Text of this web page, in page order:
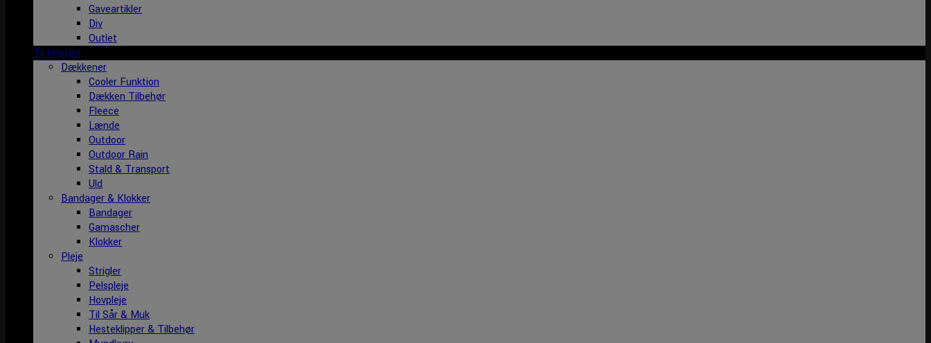
Gaveartikler
Div
Outlet
Til Hesten
Dækkener
Cooler Funktion
Dækken Tilbehør
Fleece
Lænde
Outdoor
Outdoor Rain
Stald & Transport
Uld
Bandager & Klokker
Bandager
Gamascher
Klokker
Pleje
Strigler
Pelspleje
Hovpleje
Til Sår & Muk
Hesteklipper & Tilbehør